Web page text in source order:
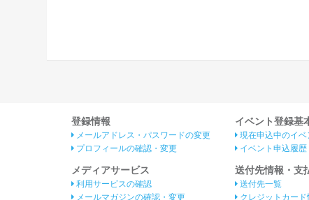
登録情報
メールアドレス・パスワードの変更
プロフィールの確認・変更
メディアサービス
利用サービスの確認
メールマガジンの確認・変更
イベント登録基
現在申込中のイベ
イベント申込履歴
送付先情報・支
送付先一覧
クレジットカー